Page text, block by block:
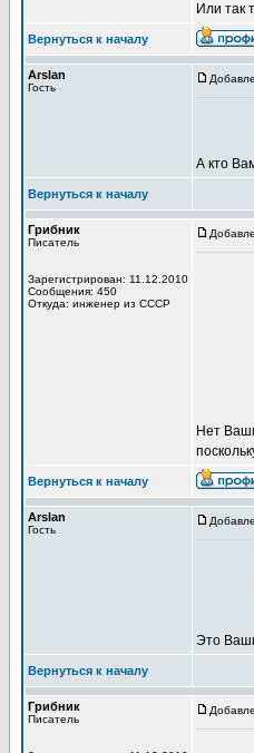
Или так
Вернуться к началу
Arslan
Гость
А кто
Вернуться к началу
Грибник
Писатель
Зарегистрирован: 11.12.2010
Сообщения: 450
Откуда: инженер из СССР
Нет
Вернуться к началу
Arslan
Гость
Это
Вернуться к началу
Грибник
Писатель